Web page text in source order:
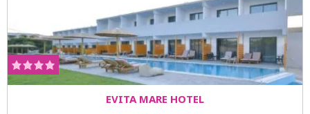
EVITA MARE HOTEL